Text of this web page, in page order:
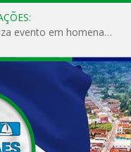
Prefeitura de Magalhães Barata realiza evento em homenagem ao Dia Internacional da Mulher